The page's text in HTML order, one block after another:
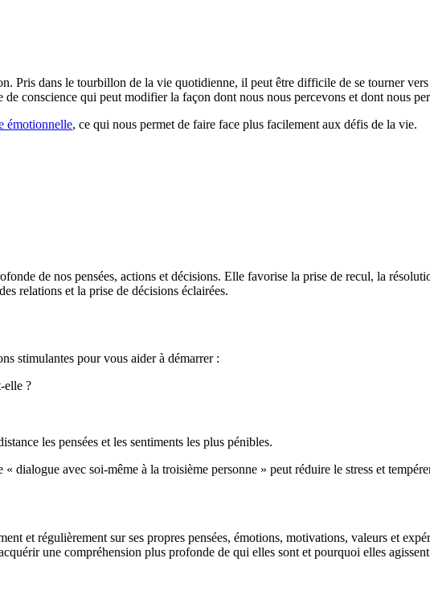
Pris dans le tourbillon de la vie quotidienne, il peut être difficile de se tourner vers
conscience qui peut modifier la façon dont nous nous percevons et dont nous
émotionnelle, ce qui nous permet de faire face plus facilement aux défis de la vie.
de nos pensées, actions et décisions. Elle favorise la prise de recul, la
relations et la prise de décisions éclairées.
stimulantes pour vous aider à démarrer :
elle ?
les pensées et les sentiments les plus pénibles.
dialogue avec soi-même à la troisième personne » peut réduire le stress et
et régulièrement sur ses propres pensées, émotions, motivations, valeurs et
une compréhension plus profonde de qui elles sont et pourquoi elles